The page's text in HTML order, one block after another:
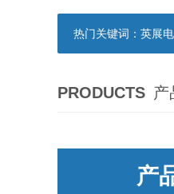
热门关键词： 英展电子
PRODUCTS 产
产